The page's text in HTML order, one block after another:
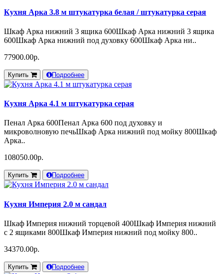
Кухня Арка 3.8 м штукатурка белая / штукатурка серая
Шкаф Арка нижний 3 ящика 600Шкаф Арка нижний 3 ящика
600Шкаф Арка нижний под духовку 600Шкаф Арка ни..
77900.00р.
Купить Подробнее
Кухня Арка 4.1 м штукатурка серая
Пенал Арка 600Пенал Арка 600 под духовку и
микроволновую печьШкаф Арка нижний под мойку 800Шкаф
Арка..
108050.00р.
Купить Подробнее
Кухня Империя 2.0 м сандал
Шкаф Империя нижний торцевой 400Шкаф Империя нижний
с 2 ящиками 800Шкаф Империя нижний под мойку 800..
34370.00р.
Купить Подробнее